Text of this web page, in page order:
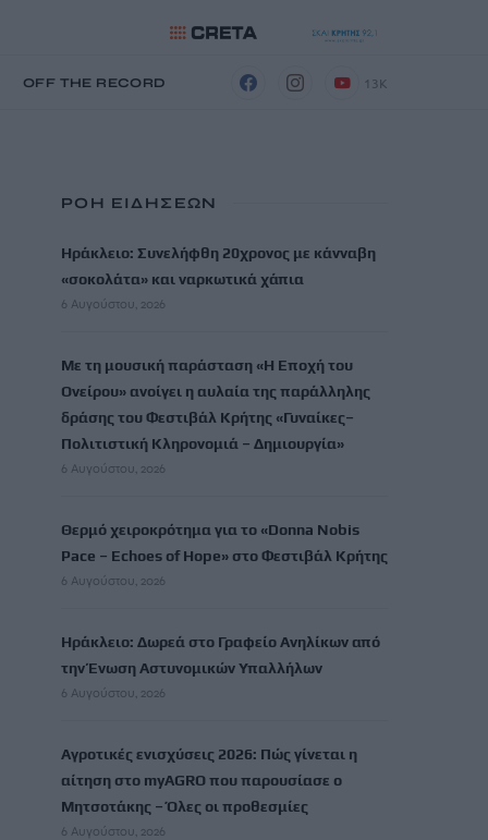
OFF THE RECORD 13K
ΡΟΗ ΕΙΔΗΣΕΩΝ
Ηράκλειο: Συνελήφθη 20χρονος με κάνναβη
«σοκολάτα» και ναρκωτικά χάπια
6 Αυγούστου, 2026
Με τη μουσική παράσταση «Η Εποχή του
Ονείρου» ανοίγει η αυλαία της παράλληλης
δράσης του Φεστιβάλ Κρήτης «Γυναίκες–
Πολιτιστική Κληρονομιά – Δημιουργία»
6 Αυγούστου, 2026
Θερμό χειροκρότημα για το «Donna Nobis
Pace – Echoes of Hope» στο Φεστιβάλ Κρήτης
6 Αυγούστου, 2026
Ηράκλειο: Δωρεά στο Γραφείο Ανηλίκων από
την Ένωση Αστυνομικών Υπαλλήλων
6 Αυγούστου, 2026
Αγροτικές ενισχύσεις 2026: Πώς γίνεται η
αίτηση στο myAGRO που παρουσίασε ο
Μητσοτάκης – Όλες οι προθεσμίες
6 Αυγούστου, 2026